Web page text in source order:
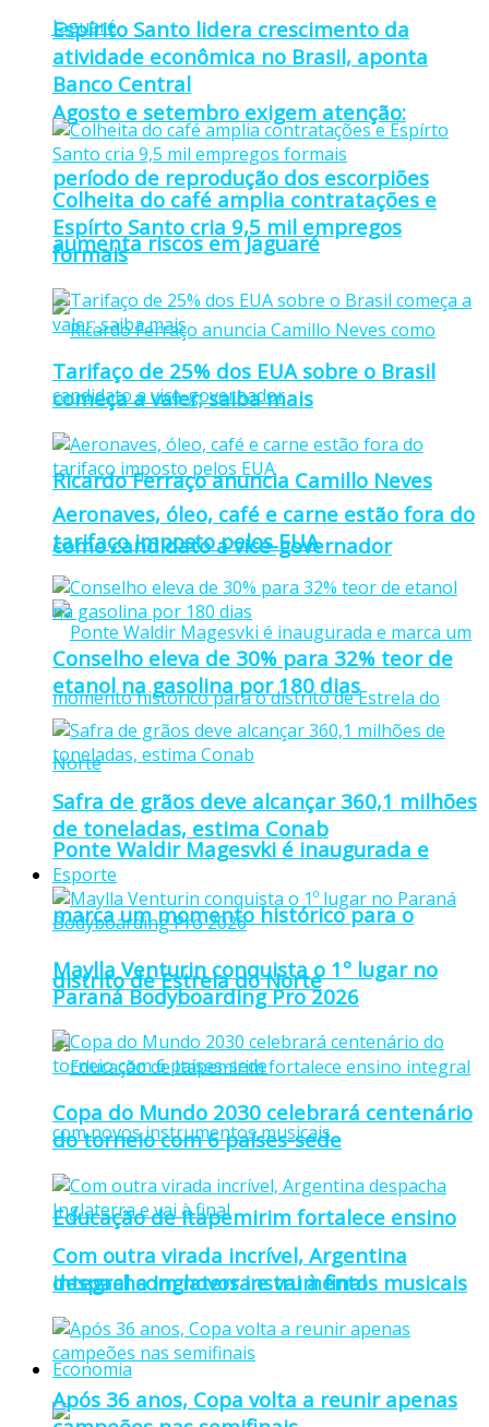
Agosto e setembro exigem atenção:
período de reprodução dos escorpiões
aumenta riscos em Jaguaré
Ricardo Ferraço anuncia Camillo Neves
como candidato a vice-governador
Ponte Waldir Magesvki é inaugurada e
marca um momento histórico para o
distrito de Estrela do Norte
Educação de Itapemirim fortalece ensino
integral com novos instrumentos musicais
Economia
Espírito Santo lidera crescimento da
atividade econômica no Brasil, aponta
Banco Central
Colheita do café amplia contratações e
Espírto Santo cria 9,5 mil empregos
formais
Tarifaço de 25% dos EUA sobre o Brasil
começa a valer; saiba mais
Aeronaves, óleo, café e carne estão fora do
tarifaço imposto pelos EUA
Conselho eleva de 30% para 32% teor de
etanol na gasolina por 180 dias
Safra de grãos deve alcançar 360,1 milhões
de toneladas, estima Conab
Esporte
Maylla Venturin conquista o 1º lugar no
Paraná Bodyboarding Pro 2026
Copa do Mundo 2030 celebrará centenário
do torneio com 6 países-sede
Com outra virada incrível, Argentina
despacha Inglaterra e vai à final
Após 36 anos, Copa volta a reunir apenas